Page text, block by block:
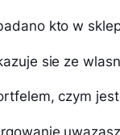
kto w
sie ze
czym